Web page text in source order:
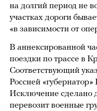
на долгий период не
участках дороги
«в зависимости от
В аннексированной
поездки по трассе в
Соответствующий
Россией
Исключение сделано
перевозит военные